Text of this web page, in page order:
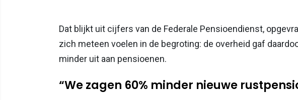
Dat blijkt uit cijfers van de Federale Pensioendienst,
zich meteen voelen in de begroting: de overheid gaf
minder uit aan pensioenen.
“We zagen 60% minder nieuwe